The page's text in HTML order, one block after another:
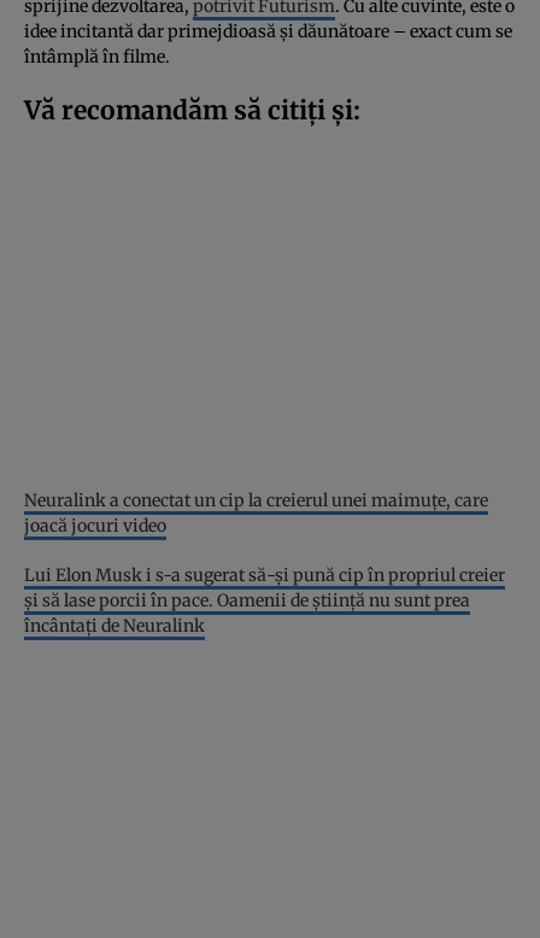
sprijine dezvoltarea, potrivit Futurism. Cu alte cuvinte, este o
idee incitantă dar primejdioasă și dăunătoare – exact cum se
întâmplă în filme.
Vă recomandăm să citiți și:
Neuralink a conectat un cip la creierul unei maimuțe, care
joacă jocuri video
Lui Elon Musk i s-a sugerat să-și pună cip în propriul creier
și să lase porcii în pace. Oamenii de știință nu sunt prea
încântați de Neuralink